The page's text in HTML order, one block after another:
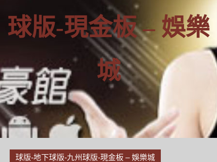
球版-現金板 – 娛樂
城
球版-地下球版-九州球版-現金板 – 娛樂城